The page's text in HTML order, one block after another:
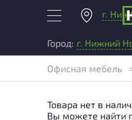
г.
Город: г. Нижний
Офисная мебель
Товара нет в
Вы можете найти